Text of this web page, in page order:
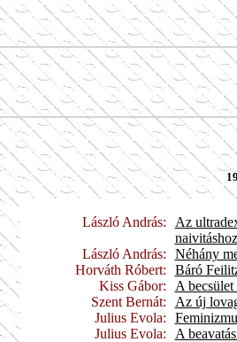
László András:
Az
naivitáshoz
László András:
Néhány
Horváth Róbert:
Báró
Kiss Gábor:
A becsület
Szent Bernát:
Az új
Julius Evola:
Julius Evola:
A